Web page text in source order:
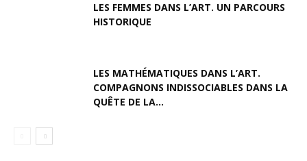
LES FEMMES DANS L’ART. UN PARCOURS
HISTORIQUE
LES MATHÉMATIQUES DANS L’ART.
COMPAGNONS INDISSOCIABLES DANS LA
QUÊTE DE LA...